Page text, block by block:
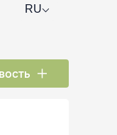
RU⌵